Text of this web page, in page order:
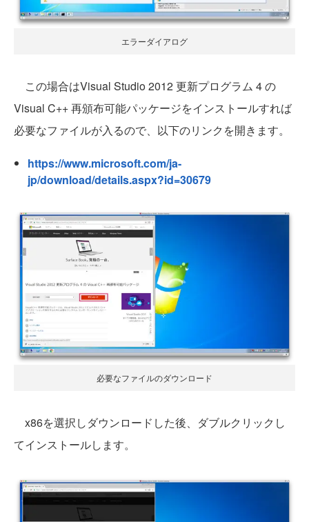
エラーダイアログ
この場合はVisual Studio 2012 更新プログラム 4 の
Visual C++ 再頒布可能パッケージをインストールすれば
必要なファイルが入るので、以下のリンクを開きます。
https://www.microsoft.com/ja-
jp/download/details.aspx?id=30679
必要なファイルのダウンロード
x86を選択しダウンロードした後、ダブルクリックし
てインストールします。